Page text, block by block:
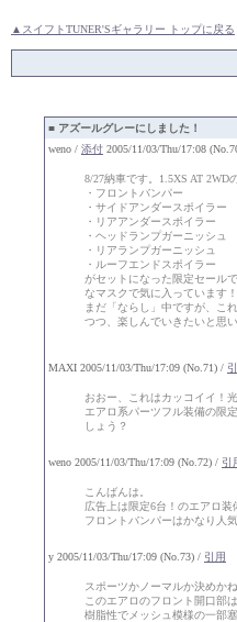
▲スイフトTUNER'Sギャラリー トップに戻る
■ アズールグレーにしました！
weno / 添付 2005/11/03/Thu/17:08
8/27納車です。1.5XS AT 2WD
・フロントバンパー
・サイドアンダースポイラー
・リアアンダースポイラー
・ヘッドランプガーニッシュ
・リアランプガーニッシュ
・ルーフエンドスポイラー
がセットになった限定セール
なマスクで気に入っています！
まだ「ならし」中ですが、こ
つつ、楽しんでいきたいと思い
MAXI 2005/11/03/Thu/17:09 (No.71) /
おおー、これはカッコイイ！
エアロ系パーツフル装備の限
しょう？
weno 2005/11/03/Thu/17:09 (No.72) / 引
こんばんは。
広告上は限定6台！のエアロ
フロントバンパーはかなり人
y 2005/11/03/Thu/17:09 (No.73) / 引用
スポーツかノーマルか決めか
このエアロのフロント開口部
樹脂性でメッシュ模様の一部